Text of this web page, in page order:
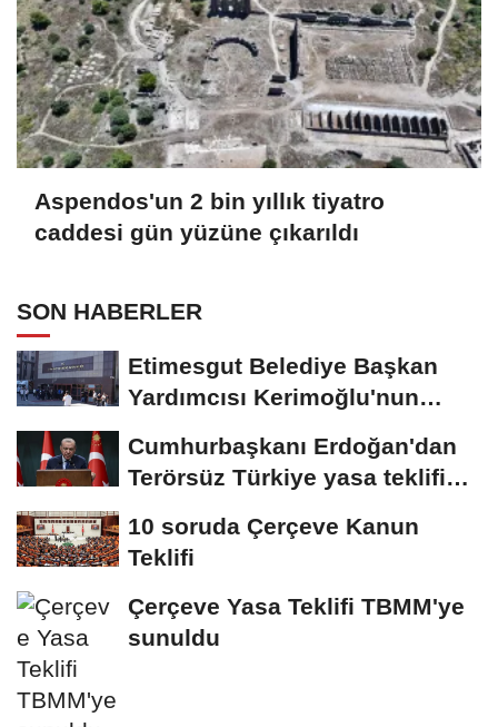
Aspendos'un 2 bin yıllık tiyatro
caddesi gün yüzüne çıkarıldı
SON HABERLER
Etimesgut Belediye Başkan
Yardımcısı Kerimoğlu'nun
Cumhurbaşkanı Erdoğan'dan
Terörsüz Türkiye yasa teklifine
10 soruda Çerçeve Kanun
Teklifi
Çerçeve Yasa Teklifi TBMM'ye
sunuldu